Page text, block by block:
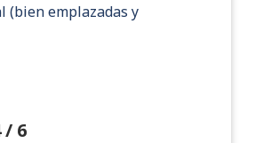
(bien emplazadas y
/ 6